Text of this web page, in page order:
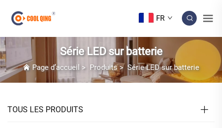
FR
Série LED sur batterie
Page d’accueil > Produits> Série LED sur batterie
TOUS LES PRODUITS